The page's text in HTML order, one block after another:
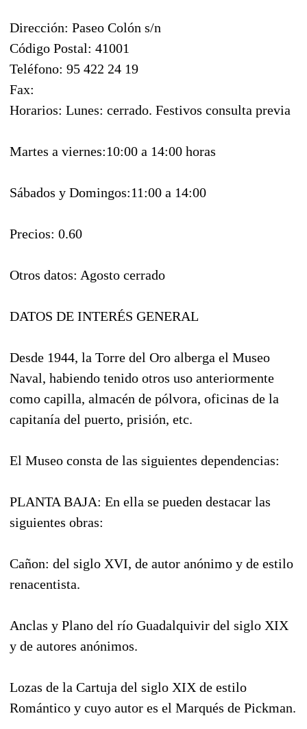
Dirección: Paseo Colón s/n
Código Postal: 41001
Teléfono: 95 422 24 19
Fax:
Horarios: Lunes: cerrado. Festivos consulta previa
Martes a viernes:10:00 a 14:00 horas
Sábados y Domingos:11:00 a 14:00
Precios: 0.60 
Otros datos: Agosto cerrado
DATOS DE INTERÉS GENERAL
Desde 1944, la Torre del Oro alberga el Museo
Naval, habiendo tenido otros uso anteriormente
como capilla, almacén de pólvora, oficinas de la
capitanía del puerto, prisión, etc.
El Museo consta de las siguientes dependencias:
PLANTA BAJA: En ella se pueden destacar las
siguientes obras:
Cañon: del siglo XVI, de autor anónimo y de estilo
renacentista.
Anclas y Plano del río Guadalquivir del siglo XIX
y de autores anónimos.
Lozas de la Cartuja del siglo XIX de estilo
Romántico y cuyo autor es el Marqués de Pickman.